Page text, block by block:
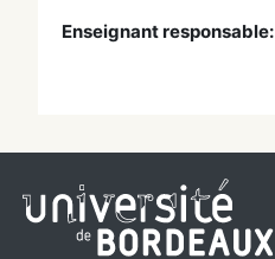
Enseignant responsable: